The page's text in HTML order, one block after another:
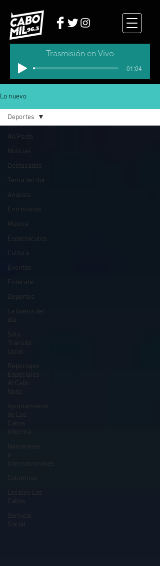
Trasmisión en Vivo
-01:04
Lo nuevo
All Posts
Noticias
Destacados
Tema del dia
Analisis
Entrevistas
Música
Espectáculos
Cultura
Eventos
Entérate
Deportes
La buena del
día
Sólo
Tránsito
Local
Reportajes
Especiales
Al Cabo
Notic
Ayuntamiento
de Los
Cabos
Informa
Nacionales
e
Internacionales
Columnas
Locales Los
Cabos
Servicio
Social
Deportes